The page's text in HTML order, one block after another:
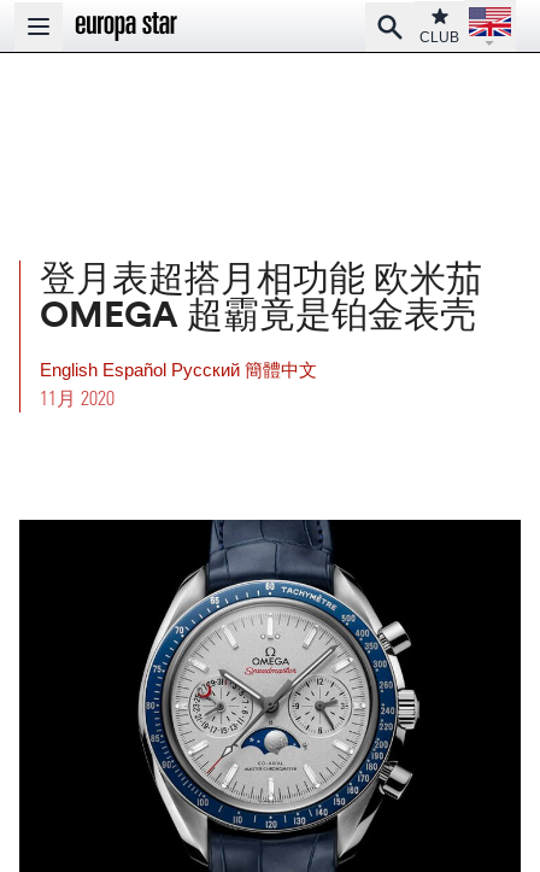
Open main menu
SearchClub
CLUB
Open
登月表超搭月相功能 欧米茄
OMEGA 超霸竟是铂金表壳
English Español Pусский 簡體中文
11月 2020